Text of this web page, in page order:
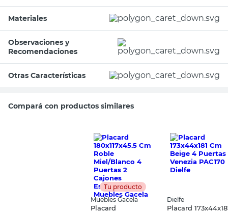
Materiales
Observaciones y
Recomendaciones
Otras Características
Compará con productos similares
Tu producto
Muebles Gacela
Placard
Dielfe
Placard